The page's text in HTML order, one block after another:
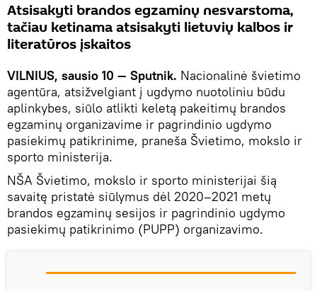
Atsisakyti brandos egzaminų nesvarstoma,
tačiau ketinama atsisakyti lietuvių kalbos ir
literatūros įskaitos
VILNIUS, sausio 10 — Sputnik. Nacionalinė švietimo
agentūra, atsižvelgiant į ugdymo nuotoliniu būdu
aplinkybes, siūlo atlikti keletą pakeitimų brandos
egzaminų organizavime ir pagrindinio ugdymo
pasiekimų patikrinime, praneša Švietimo, mokslo ir
sporto ministerija.
NŠA Švietimo, mokslo ir sporto ministerijai šią
savaitę pristatė siūlymus dėl 2020–2021 metų
brandos egzaminų sesijos ir pagrindinio ugdymo
pasiekimų patikrinimo (PUPP) organizavimo.